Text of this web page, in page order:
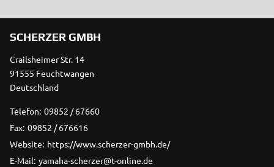
SCHERZER GMBH
Crailsheimer Str. 14
91555 Feuchtwangen
Deutschland
Telefon: 09852 / 67660
Fax: 09852 / 676616
Website: https://www.scherzer-gmbh.de/
E-Mail: yamaha-scherzer@t-online.de